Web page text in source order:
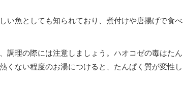
い魚としても知られており、煮付けや唐揚げで食べ
調理の際には注意しましょう。ハオコゼの毒はたん
くない程度のお湯につけると、たんぱく質が変性し